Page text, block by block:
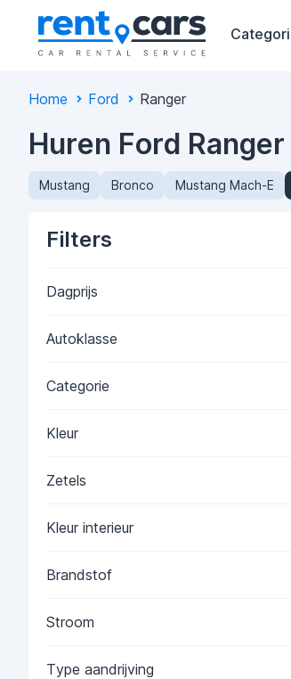
Home Ford Ranger
Huren Ford
Mustang Bronco Mustang Mach-E
Filters
Dagprijs
Autoklasse
Categorie
Kleur
Zetels
Kleur interieur
Brandstof
Stroom
Type aandrijving